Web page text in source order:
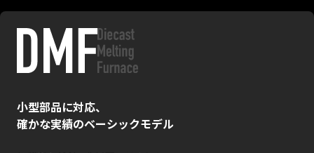
小型部品に対応、
確かな実績のベーシックモデル